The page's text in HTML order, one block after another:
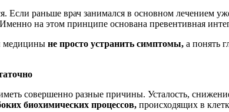
Если раньше врач занимался в основном лечением
Именно на этом принципе основана превентивная
медицины не просто устранить симптомы, а понять
совершенно разные причины. Усталость,
биохимических процессов, происходящих в